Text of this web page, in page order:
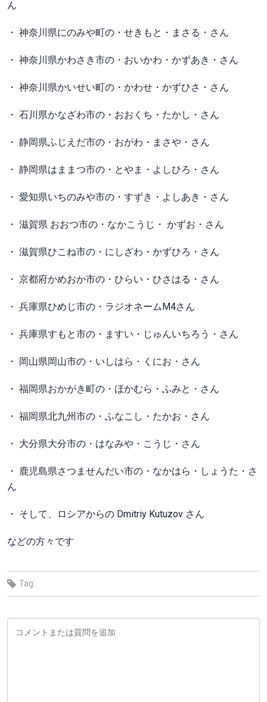
ん
・ 神奈川県にのみや町の・せきもと・まさる・さん
・ 神奈川県かわさき市の・おいかわ・かずあき・さん
・ 神奈川県かいせい町の・かわせ・かずひさ・さん
・ 石川県かなざわ市の・おおくち・たかし・さん
・ 静岡県ふじえだ市の・おがわ・まさや・さん
・ 静岡県はままつ市の・とやま・よしひろ・さん
・ 愛知県いちのみや市の・すずき・よしあき・さん
・ 滋賀県 おおつ市の・なかこうじ・ かずお・さん
・ 滋賀県ひこね市の・にしざわ・かずひろ・さん
・ 京都府かめおか市の・ひらい・ひさはる・さん
・ 兵庫県ひめじ市の・ラジオネームM4さん
・ 兵庫県すもと市の・ますい・じゅんいちろう・さん
・ 岡山県岡山市の・いしはら・くにお・さん
・ 福岡県おかがき町の・ほかむら・ふみと・さん
・ 福岡県北九州市の・ふなこし・たかお・さん
・ 大分県大分市の・はなみや・こうじ・さん
・ 鹿児島県さつませんだい市の・なかはら・しょうた・さ
ん
・ そして、ロシアからの Dmitriy Kutuzov さん
などの方々です
Tag: